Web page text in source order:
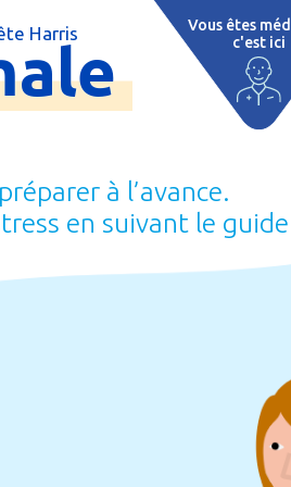
thermale
Harris
Vous êtes
c'est ici
à l’avance.
en suivant le